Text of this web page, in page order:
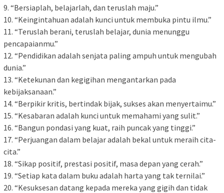
9. “Bersiaplah, belajarlah, dan teruslah maju.”
10. “Keingintahuan adalah kunci untuk membuka pintu ilmu.”
11. “Teruslah berani, teruslah belajar, dunia menunggu
pencapaianmu.”
12. “Pendidikan adalah senjata paling ampuh untuk mengubah
dunia.”
13. “Ketekunan dan kegigihan mengantarkan pada
kebijaksanaan.”
14. “Berpikir kritis, bertindak bijak, sukses akan menyertaimu.”
15. “Kesabaran adalah kunci untuk memahami yang sulit.”
16. “Bangun pondasi yang kuat, raih puncak yang tinggi.”
17. “Perjuangan dalam belajar adalah bekal untuk meraih cita-
cita.”
18. “Sikap positif, prestasi positif, masa depan yang cerah.”
19. “Setiap kata dalam buku adalah harta yang tak ternilai.”
20. “Kesuksesan datang kepada mereka yang gigih dan tidak